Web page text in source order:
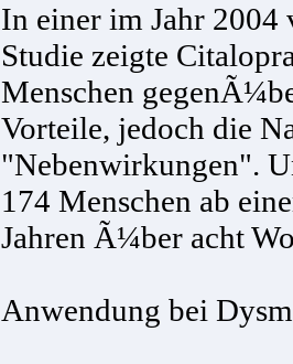
In einer im Jahr
Studie zeigte
Menschen
Vorteile, jedoch die
"Nebenwirkungen".
174 Menschen ab
Jahren Ã¼ber acht
Anwendung bei